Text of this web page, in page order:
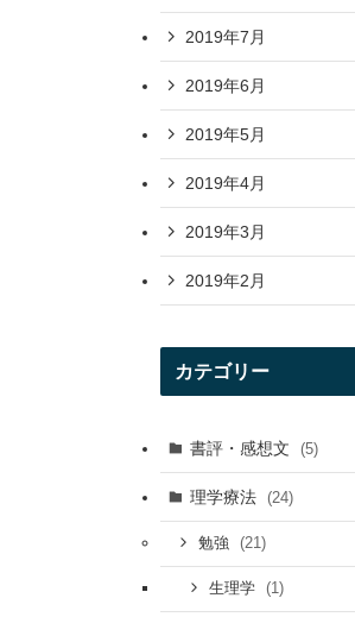
2019年7月
2019年6月
2019年5月
2019年4月
2019年3月
2019年2月
カテゴリー
書評・感想文 (5)
理学療法 (24)
勉強 (21)
生理学 (1)